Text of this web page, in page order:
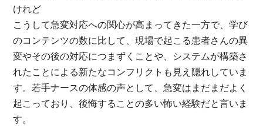
けれど
こうして急変対応への関心が高まってきた一方で、学び
のコンテンツの数に比して、現場で起こる患者さんの異
変やその後の対応につまずくことや、システムが構築さ
れたことによる新たなコンフリクトも見え隠れしていま
す。若手ナースの体感の声として、急変はまだまだよく
起こっており、後悔することの多い怖い経験だと言いま
す。